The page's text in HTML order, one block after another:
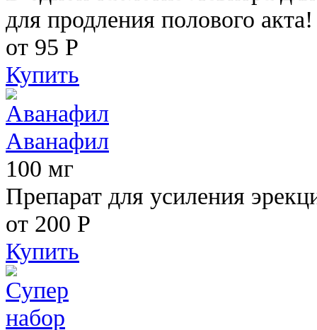
для продления полового акта!
от 95 Р
Купить
Аванафил
100 мг
Препарат для усиления
от 200 Р
Купить